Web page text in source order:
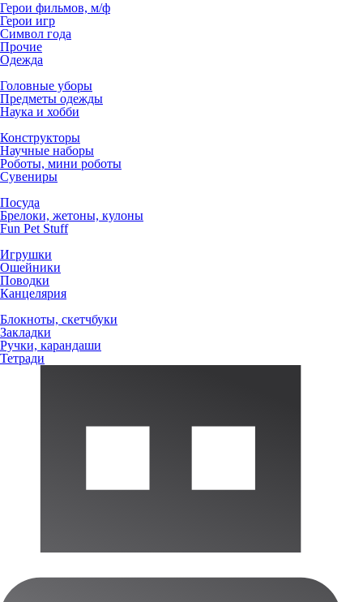
Герои фильмов, м/ф
Герои игр
Символ года
Прочие
Одежда
Головные уборы
Предметы одежды
Наука и хобби
Конструкторы
Научные наборы
Роботы, мини роботы
Сувениры
Посуда
Брелоки, жетоны, кулоны
Fun Pet Stuff
Игрушки
Ошейники
Поводки
Канцелярия
Блокноты, скетчбуки
Закладки
Ручки, карандаши
Тетради